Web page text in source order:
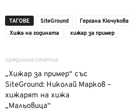
ТАГОВЕ SiteGround Гергана Кючукова
Хижа на годината
хижар за пример
предишна статия
„Хижар за пример“ със
SiteGround: Николай Марков –
хижарят на хижа
„Мальовица“